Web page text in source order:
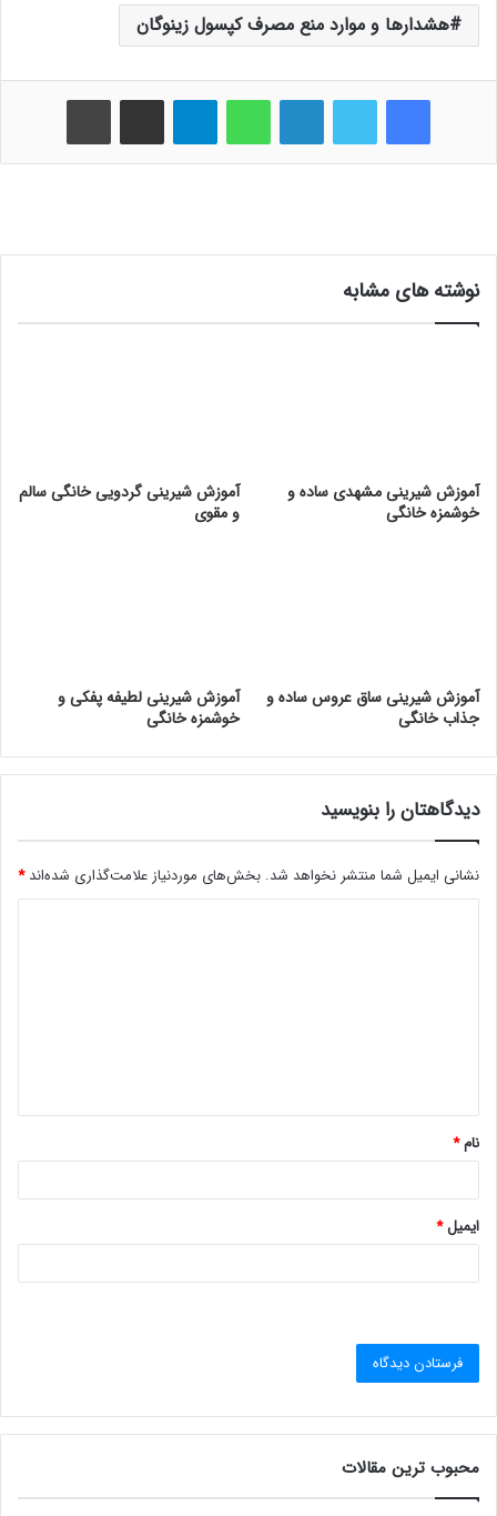
هشدارها و موارد منع مصرف کپسول زینوگان
فیس بوک لینکدین واتس آپ اشتراک گذاری از طریق ایمیل
نوشته های مشابه
آموزش شیرینی مشهدی ساده و
خوشمزه خانگی
آموزش شیرینی گردویی خانگی سالم
و مقوی
آموزش شیرینی ساق عروس ساده و
جذاب خانگی
آموزش شیرینی لطیفه پفکی و
خوشمزه خانگی
دیدگاهتان را بنویسید
نشانی ایمیل شما منتشر نخواهد شد. بخش‌های موردنیاز علامت‌گذاری شده‌اند*
*
نام*
ایمیل*
محبوب ترین مقالات